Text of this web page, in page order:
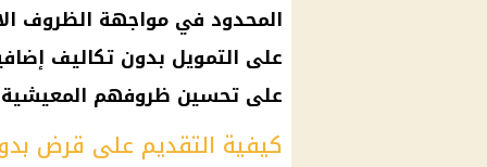
المحدود في مواجهة الظروف
على التمويل بدون تكاليف
على تحسين ظروفهم المعيشية
كيفية التقديم على قرض